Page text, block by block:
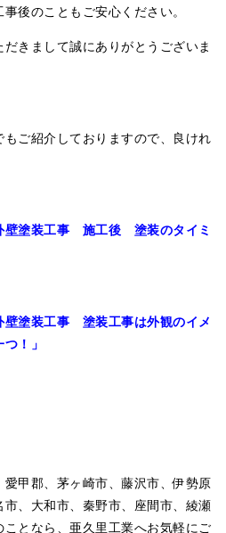
後のこともご安心ください。
きまして誠にありがとうございま
ご紹介しておりますので、良けれ
壁塗装工事 施工後 塗装のタイミ
壁塗装工事 塗装工事は外観のイメ
！」
甲郡、茅ヶ崎市、藤沢市、伊勢原
、大和市、秦野市、座間市、綾瀬
となら、亜久里工業へお気軽にご